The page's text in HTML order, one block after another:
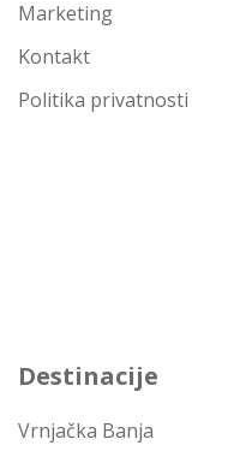
Marketing
Kontakt
Politika privatnosti
Destinacije
Vrnjačka Banja